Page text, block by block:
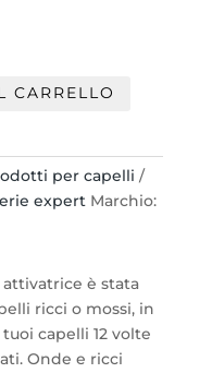
CARRELLO
per capelli
expert Marchio:
è stata
ricci o mossi, in
capelli 12 volte
Onde e ricci